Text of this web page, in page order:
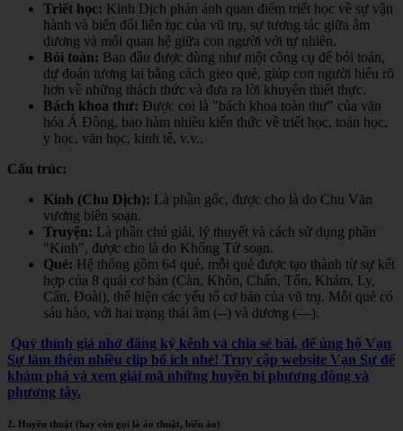
Triết học: Kinh Dịch phản ánh quan điểm triết học về sự vận
hành và biến đổi liên tục của vũ trụ, sự tương tác giữa âm
dương và mối quan hệ giữa con người với tự nhiên.
Bói toán: Ban đầu được dùng như một công cụ để bói toán,
dự đoán tương lai bằng cách gieo quẻ, giúp con người hiểu rõ
hơn về những thách thức và đưa ra lời khuyên thiết thực.
Bách khoa thư: Được coi là "bách khoa toàn thư" của văn
hóa Á Đông, bao hàm nhiều kiến thức về triết học, toán học,
y học, văn học, kinh tế, v.v..
Cấu trúc:
Kinh (Chu Dịch): Là phần gốc, được cho là do Chu Văn
vương biên soạn.
Truyện: Là phần chú giải, lý thuyết và cách sử dụng phần
"Kinh", được cho là do Khổng Tử soạn.
Quẻ: Hệ thống gồm 64 quẻ, mỗi quẻ được tạo thành từ sự kết
hợp của 8 quái cơ bản (Càn, Khôn, Chấn, Tốn, Khảm, Ly,
Cấn, Đoài), thể hiện các yếu tố cơ bản của vũ trụ. Mỗi quẻ có
sáu hào, với hai trạng thái âm (--) và dương (—).
Quý thính giả nhớ đăng ký kênh và chia sẻ bài, để ủng hộ Vạn
Sự làm thêm nhiều clip bổ ích nhé! Truy cập website Vạn Sự để
khám phá và xem giải mã những huyền bí phương đông và
phương tây.
2. Huyền thuật (hay còn gọi là ảo thuật, biến ảo)